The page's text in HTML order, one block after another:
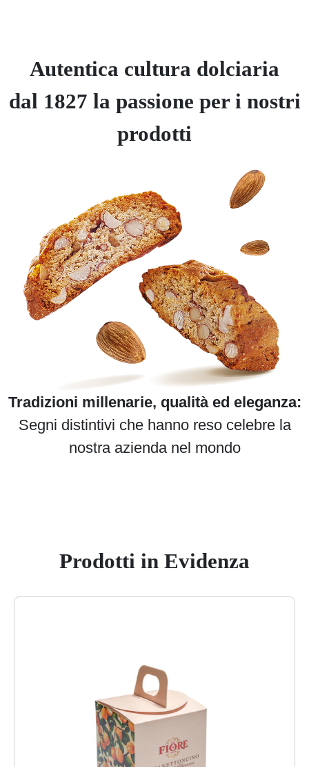
Autentica cultura dolciaria
dal 1827 la passione per i nostri
prodotti
Tradizioni millenarie, qualità ed eleganza:
Segni distintivi che hanno reso celebre la
nostra azienda nel mondo
Prodotti in Evidenza